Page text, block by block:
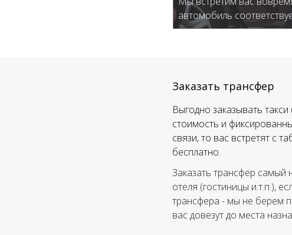
автомобиль
Заказать трансфер
отеля (гостиницы и.т.п.),
трансфера - мы не берем
вас довезут до места
Заказать трансфер
Выгодно заказывать
стоимость и
связи, то вас встретят с
бесплатно.